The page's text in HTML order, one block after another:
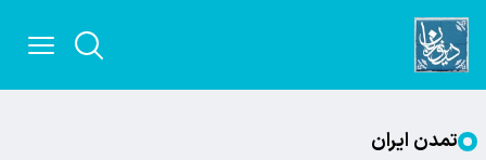
تمدن ایران